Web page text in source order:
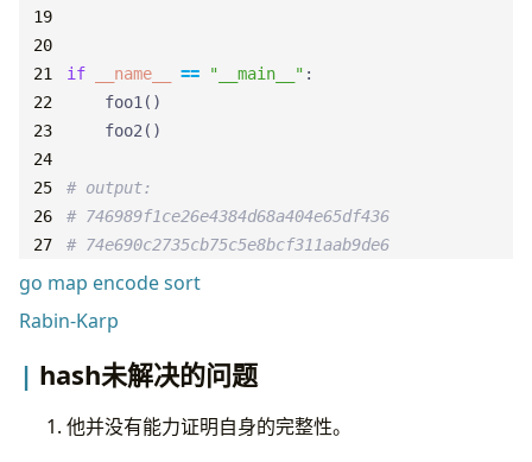
if __name__ == "__main__" :
foo1()
foo2()
# output:
# 746989f1ce26e4384d68a404e65df436
# 74e690c2735cb75c5e8bcf311aab9de6
go map encode sort
Rabin-Karp
hash未解决的问题
他并没有能力证明自身的完整性。